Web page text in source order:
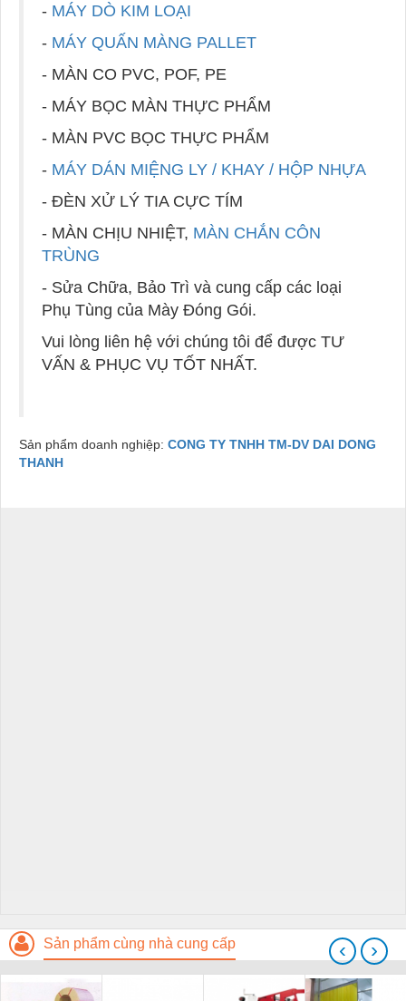
- MÁY DÒ KIM LOẠI
- MÁY QUẤN MÀNG PALLET
- MÀN CO PVC, POF, PE
- MÁY BỌC MÀN THỰC PHẨM
- MÀN PVC BỌC THỰC PHẨM
- MÁY DÁN MIỆNG LY / KHAY / HỘP NHỰA
- ĐÈN XỬ LÝ TIA CỰC TÍM
- MÀN CHỊU NHIỆT, MÀN CHẮN CÔN
TRÙNG
- Sửa Chữa, Bảo Trì và cung cấp các loại
Phụ Tùng của Mày Đóng Gói.
Vui lòng liên hệ với chúng tôi để được TƯ
VẤN & PHỤC VỤ TỐT NHẤT.
Sản phẩm doanh nghiệp: CONG TY TNHH TM-DV DAI DONG
THANH
Sản phẩm cùng nhà cung cấp ‹ ›